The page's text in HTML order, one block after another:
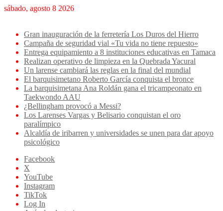
sábado, agosto 8 2026
Gran inauguración de la ferretería Los Duros del Hierro
Campaña de seguridad vial «Tu vida no tiene repuesto»
Entrega equipamiento a 8 instituciones educativas en Tamaca
Realizan operativo de limpieza en la Quebrada Yacural
Un larense cambiará las reglas en la final del mundial
El barquisimetano Roberto García conquista el bronce
La barquisimetana Ana Roldán gana el tricampeonato en
Taekwondo AAU
¿Bellingham provocó a Messi?
Los Larenses Vargas y Belisario conquistan el oro
paralímpico
Alcaldía de iribarren y universidades se unen para dar apoyo
psicológico
Facebook
X
YouTube
Instagram
TikTok
Log In